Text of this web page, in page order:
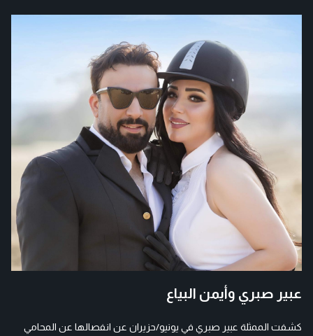
عبير صبري وأيمن البياع
كشفت الممثلة عبير صبري في يونيو/حزيران عن انفصالها عن المحامي